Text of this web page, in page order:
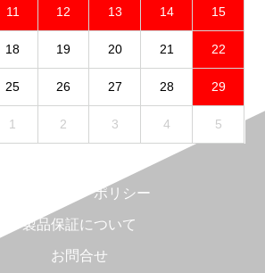
11 12 13 14 15
18 19 20 21 22
25 26 27 28 29
1 2 3 4 5
プライバシーポリシー
製品保証について
お問合せ